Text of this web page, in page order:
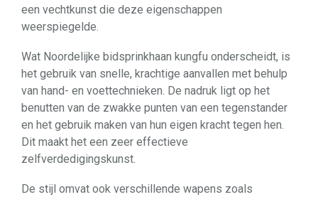
een vechtkunst die deze eigenschappen
weerspiegelde.
Wat Noordelijke bidsprinkhaan kungfu onderscheidt, is
het gebruik van snelle, krachtige aanvallen met behulp
van hand- en voettechnieken. De nadruk ligt op het
benutten van de zwakke punten van een tegenstander
en het gebruik maken van hun eigen kracht tegen hen.
Dit maakt het een zeer effectieve
zelfverdedigingskunst.
De stijl omvat ook verschillende wapens zoals